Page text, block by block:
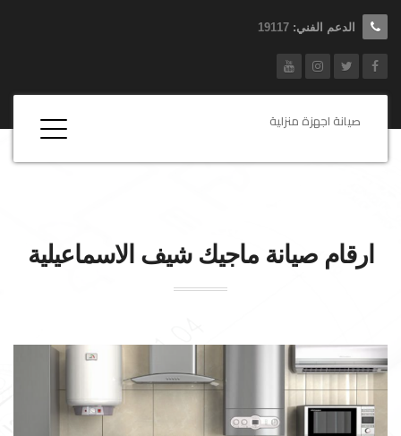
الدعم الفني: 19117
صيانة اجهزة منزلية
ارقام صيانةماجيك شيف الاسماعيلية